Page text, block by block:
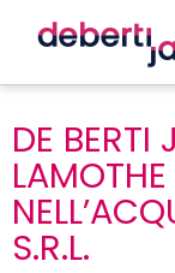
DE
S.R.L.